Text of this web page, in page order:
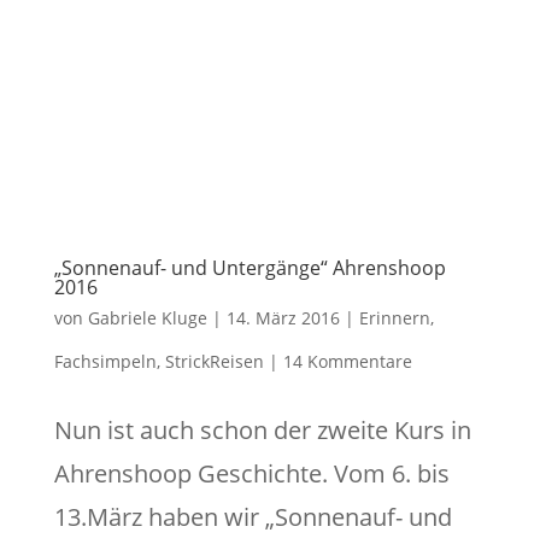
„Sonnenauf- und Untergänge“ Ahrenshoop
2016
von Gabriele Kluge | 14. März 2016| Erinnern,
Fachsimpeln, StrickReisen | 14 Kommentare
Nun ist auch schon der zweite Kurs in
Ahrenshoop Geschichte. Vom 6. bis
13.März haben wir „Sonnenauf- und